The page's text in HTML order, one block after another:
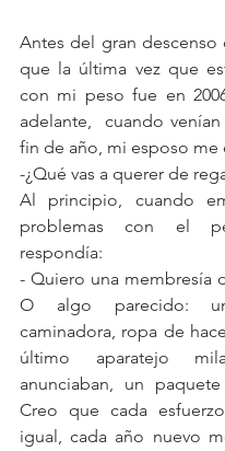
Antes del gran descenso
que la última vez que
con mi peso fue en
adelante,  cuando
fin de año, mi esposo me
-¿Qué vas a querer de
Al principio, cuando
problemas con el
respondía:
- Quiero una membresía
O algo parecido:
caminadora, ropa de
último aparatejo
anunciaban, un
Creo que cada
igual, cada año nuevo